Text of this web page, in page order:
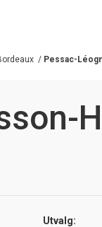
/ Pessac-
Utvalg: